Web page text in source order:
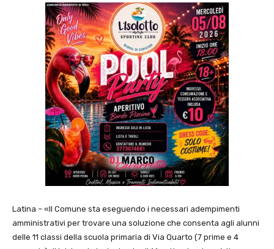
Latina – «Il Comune sta eseguendo i necessari adempimenti
amministrativi per trovare una soluzione che consenta agli alunni
delle 11 classi della scuola primaria di Via Quarto (7 prime e 4